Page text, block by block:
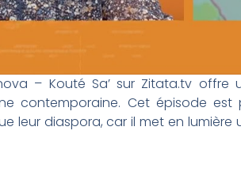
– Kouté Sa’ sur Zitata.tv
contemporaine. Cet épisode
leur diaspora, car il met en